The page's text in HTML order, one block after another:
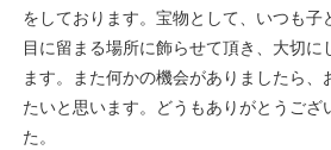
をしております。宝物として、いつも子
目に留まる場所に飾らせて頂き、大切に
ます。また何かの機会がありましたら、
たいと思います。どうもありがとうござ
た。